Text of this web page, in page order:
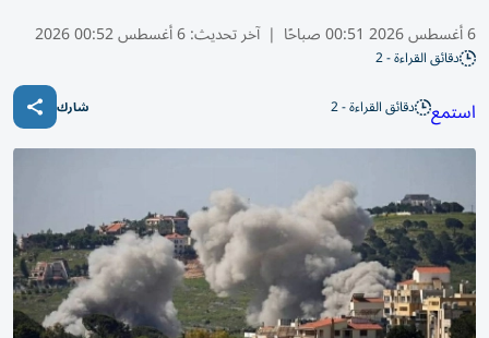
6 أغسطس 2026 00:51 صباحًا | آخر تحديث:6 أغسطس 00:52 2026
دقائق القراءة - 2
استمع دقائق القراءة - 2 شارك